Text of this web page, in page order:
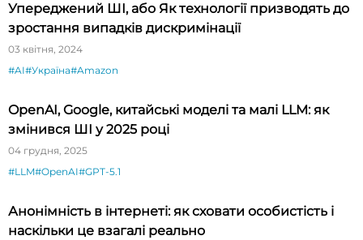
Упереджений ШІ, або Як технології призводять до
зростання випадків дискримінації
03 квітня, 2024
#AI#Україна#Amazon
OpenAI, Google, китайські моделі та малі LLM: як
змінився ШІ у 2025 році
04 грудня, 2025
#LLM#OpenAI#GPT-5.1
Анонімність в інтернеті: як сховати особистість і
наскільки це взагалі реально